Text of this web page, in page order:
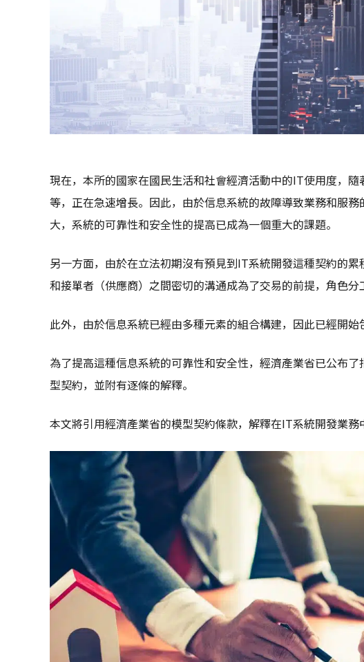
現在，本所的國家在國民生活和社會經濟活動中的IT使用度，
等，正在急速增長。因此，由於信息系統的故障導致業務和服
大，系統的可靠性和安全性的提高已成為一個重大的課題。
另一方面，由於在立法初期沒有預見到IT系統開發這種契約的累
和接單者（供應商）之間密切的溝通成為了交易的前提，角色分
此外，由於信息系統已經由多種元素的組合構建，因此已經開始
為了提高這種信息系統的可靠性和安全性，經濟產業省已公布
型契約，並附有逐條的解釋。
本文將引用經濟產業省的模型契約條款，解釋在IT系統開發業務